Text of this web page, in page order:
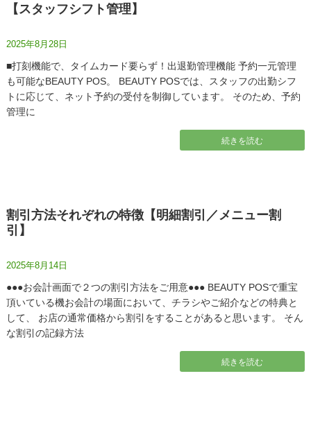
【スタッフシフト管理】
2025年8月28日
■打刻機能で、タイムカード要らず！出退勤管理機能 予約一元管理
も可能なBEAUTY POS。 BEAUTY POSでは、スタッフの出勤シフ
トに応じて、ネット予約の受付を制御しています。 そのため、予約
管理に
続きを読む
割引方法それぞれの特徴【明細割引／メニュー割
引】
2025年8月14日
●●●お会計画面で２つの割引方法をご用意●●● BEAUTY POSで重宝
頂いている機お会計の場面において、チラシやご紹介などの特典と
して、 お店の通常価格から割引をすることがあると思います。 そん
な割引の記録方法
続きを読む